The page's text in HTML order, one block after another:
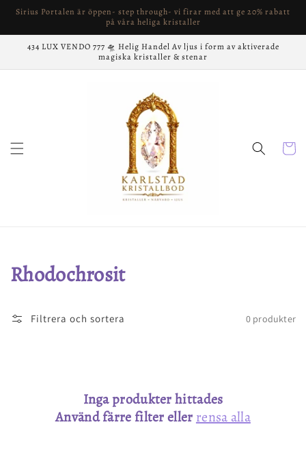
vidare
innehåll
Sirius Portalen är öppen- step through- vi firar med att ge 20% rabatt
på våra heliga kristaller
434 LUX VENDO 777 🛸 Helig Handel Av ljus i form av aktiverade
magiska kristaller & stenar
Produktserie:
Rhodochrosit
Filtrera och sortera 0 produkter
Inga produkter hittades
Använd färre filter eller rensa alla